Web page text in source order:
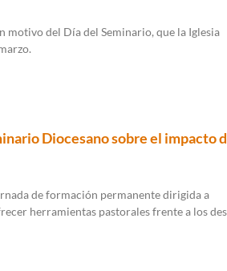
motivo del Día del Seminario, que la Iglesia
Diocesano sobre el impacto
de formación permanente dirigida a
herramientas pastorales frente a los